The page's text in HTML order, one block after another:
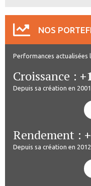
NOS
Performances actualisées
Croissance :
Depuis sa création en 2001
Rendement :
Depuis sa création en 2012